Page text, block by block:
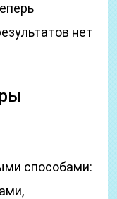
нет
способами: